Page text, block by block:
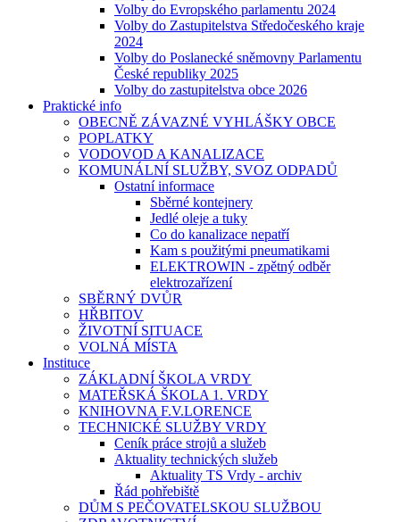
Volby do Evropského parlamentu 2024
Volby do Zastupitelstva Středočeského kraje
2024
Volby do Poslanecké sněmovny Parlamentu
České republiky 2025
Volby do zastupitelstva obce 2026
Praktické info
OBECNĚ ZÁVAZNÉ VYHLÁŠKY OBCE
POPLATKY
VODOVOD A KANALIZACE
KOMUNÁLNÍ SLUŽBY, SVOZ ODPADŮ
Ostatní informace
Sběrné kontejnery
Jedlé oleje a tuky
Co do kanalizace nepatří
Kam s použitými pneumatikami
ELEKTROWIN - zpětný odběr
elektrozařízení
SBĚRNÝ DVŮR
HŘBITOV
ŽIVOTNÍ SITUACE
VOLNÁ MÍSTA
Instituce
ZÁKLADNÍ ŠKOLA VRDY
MATEŘSKÁ ŠKOLA 1. VRDY
KNIHOVNA F.V.LORENCE
TECHNICKÉ SLUŽBY VRDY
Ceník práce strojů a služeb
Aktuality technických služeb
Aktuality TS Vrdy - archiv
Řád pohřebiště
DŮM S PEČOVATELSKOU SLUŽBOU